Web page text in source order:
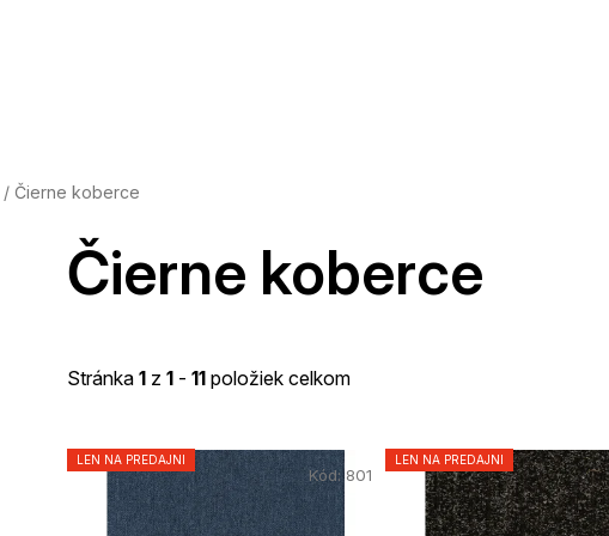
/ Čierne koberce
Čierne koberce
Stránka 1 z 1 - 11 položiek celkom
V
LEN NA PREDAJNI
Kód:801
LEN NA PREDAJNI